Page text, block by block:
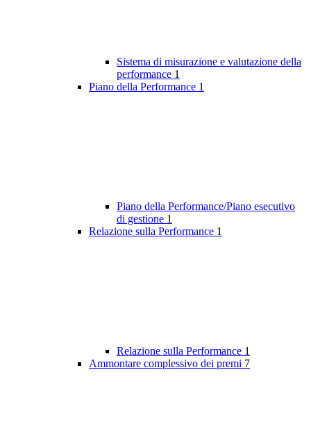
Sistema di misurazione e valutazione della
performance 1
Piano della Performance 1
Piano della Performance/Piano esecutivo
di gestione 1
Relazione sulla Performance 1
Relazione sulla Performance 1
Ammontare complessivo dei premi 7